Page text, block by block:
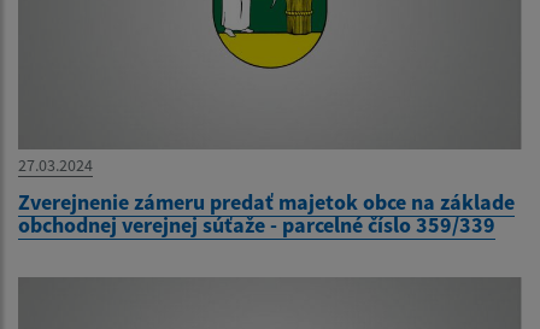
27.03.2024
Zverejnenie zámeru predať majetok obce na základe
obchodnej verejnej súťaže - parcelné číslo 359/339